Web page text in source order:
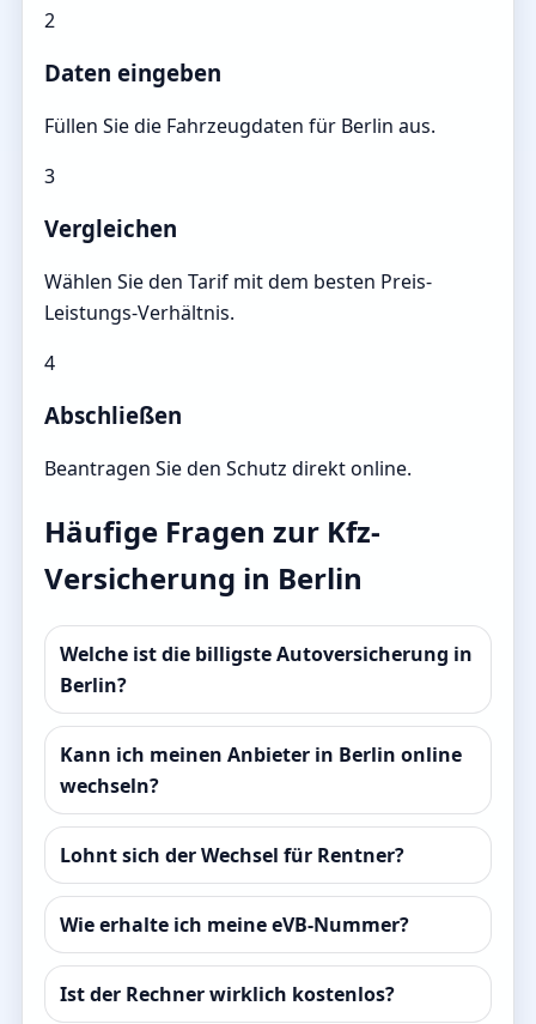
2
Daten eingeben
Füllen Sie die Fahrzeugdaten für Berlin aus.
3
Vergleichen
Wählen Sie den Tarif mit dem besten Preis-
Leistungs-Verhältnis.
4
Abschließen
Beantragen Sie den Schutz direkt online.
Häufige Fragen zur Kfz-
Versicherung in Berlin
Welche ist die billigste Autoversicherung in
Berlin?
Kann ich meinen Anbieter in Berlin online
wechseln?
Lohnt sich der Wechsel für Rentner?
Wie erhalte ich meine eVB-Nummer?
Ist der Rechner wirklich kostenlos?